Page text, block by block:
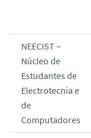
NEECIST –
Núcleo de
Estudantes de
Electrotecnia e
de
Computadores